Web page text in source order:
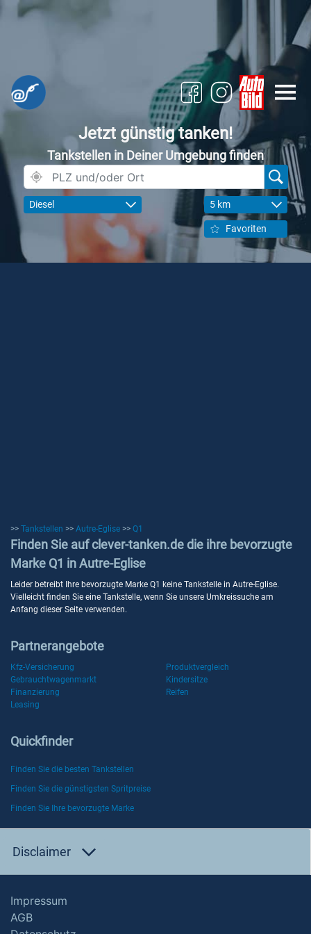
Jetzt günstig tanken!
Tankstellen in Deiner Umgebung finden
Diesel 5 km
Favoriten
>> Tankstellen >> Autre-Eglise >> Q1
Finden Sie auf clever-tanken.de die ihre bevorzugte
Marke Q1 in Autre-Eglise
Leider betreibt Ihre bevorzugte Marke Q1 keine Tankstelle in Autre-Eglise.
Vielleicht finden Sie eine Tankstelle, wenn Sie unsere Umkreissuche am
Anfang dieser Seite verwenden.
Partnerangebote
Kfz-Versicherung
Produktvergleich
Gebrauchtwagenmarkt
Kindersitze
Finanzierung
Reifen
Leasing
Quickfinder
Finden Sie die besten Tankstellen
Finden Sie die günstigsten Spritpreise
Finden Sie Ihre bevorzugte Marke
Disclaimer
Impressum
AGB